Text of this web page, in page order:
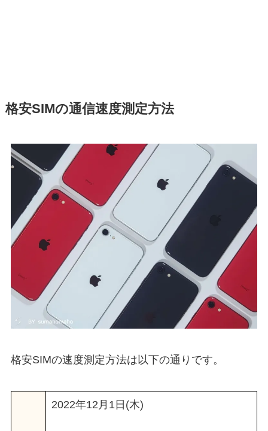
格安SIMの通信速度測定方法
格安SIMの速度測定方法は以下の通りです。
2022年12月1日(木)